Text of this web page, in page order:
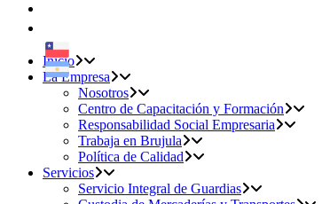
Inicio
La Empresa
Nosotros
Centro de Capacitación y Formación
Responsabilidad Social Empresaria
Trabaja en Brujula
Política de Calidad
Servicios
Servicio Integral de Guardias